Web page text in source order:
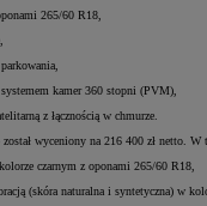
265/60 R18,
kamer 360 stopni (PVM),
z łącznością w chmurze.
wyceniony na 216 400 zł netto.
czarnym z oponami 265/60 R18,
(skóra naturalna i syntetyczna) w